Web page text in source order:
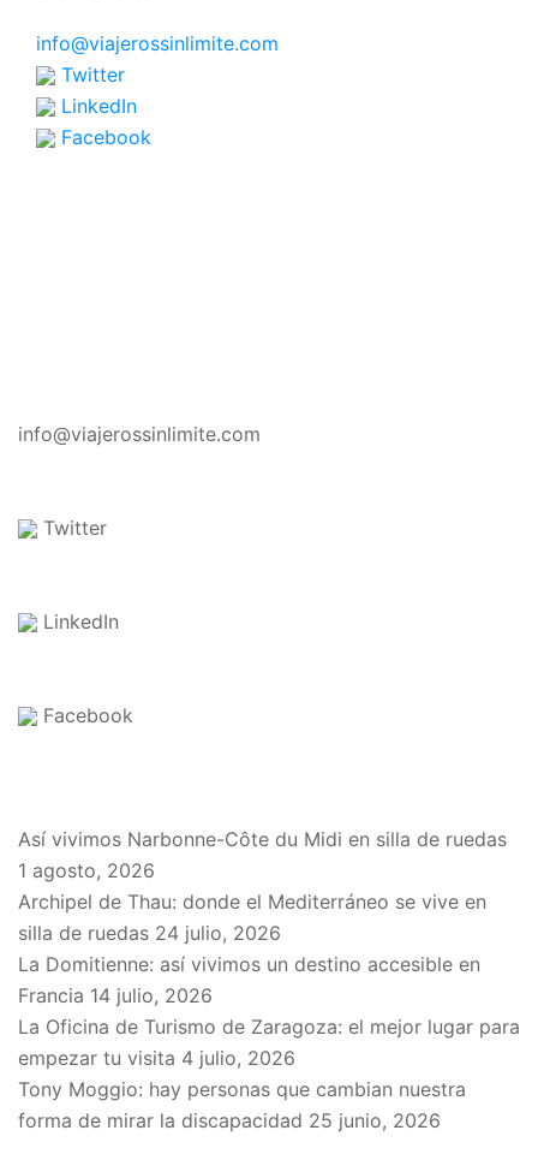
info@viajerossinlimite.com
Twitter
LinkedIn
Facebook
info@viajerossinlimite.com
Twitter
LinkedIn
Facebook
Así vivimos Narbonne-Côte du Midi en silla de ruedas
1 agosto, 2026
Archipel de Thau: donde el Mediterráneo se vive en
silla de ruedas 24 julio, 2026
La Domitienne: así vivimos un destino accesible en
Francia 14 julio, 2026
La Oficina de Turismo de Zaragoza: el mejor lugar para
empezar tu visita 4 julio, 2026
Tony Moggio: hay personas que cambian nuestra
forma de mirar la discapacidad 25 junio, 2026